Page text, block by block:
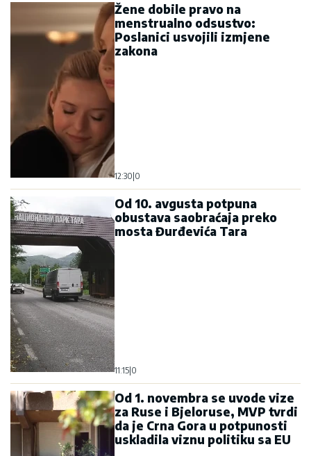
Žene dobile pravo na
menstrualno odsustvo:
Poslanici usvojili izmjene
zakona
12:30|0
Od 10. avgusta potpuna
obustava saobraćaja preko
mosta Đurđevića Tara
11:15|0
Od 1. novembra se uvode vize
za Ruse i Bjeloruse, MVP tvrdi
da je Crna Gora u potpunosti
uskladila viznu politiku sa EU